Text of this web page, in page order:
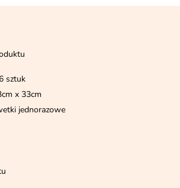
sztuk
x 33cm
jednorazowe